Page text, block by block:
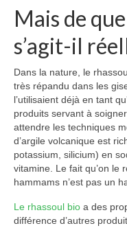
Formes
Choisir sa spiruline
Blog
Mais de
s’agit-il
Dans la nature, le
très répandu dans les
l’utilisaient déjà en tant
produits servant à
attendre les techniques
d’argile volcanique est
potassium, silicium) en
vitamine. Le fait qu’on le
hammams n’est pas un
Le rhassoul bio a des
différence d’autres